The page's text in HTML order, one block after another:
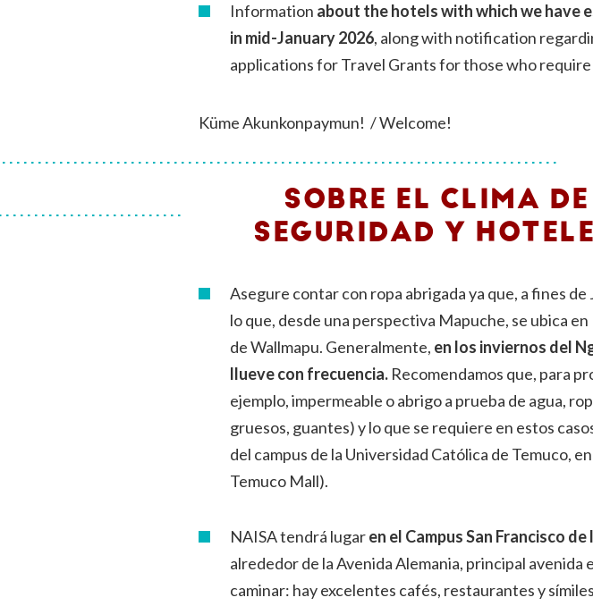
Information about the hotels with which we have
in mid-January 2026, along with notification
applications for Travel Grants for those who
Küme Akunkonpaymun! / Welcome!
SOBRE EL CLIMA
SEGURIDAD Y
Asegure contar con ropa abrigada ya que, a fines
lo que, desde una perspectiva Mapuche, se ubica
de Wallmapu. Generalmente, en los inviernos del
llueve con frecuencia. Recomendamos que, para
ejemplo, impermeable o abrigo a prueba de agua,
gruesos, guantes) y lo que se requiere en estos
del campus de la Universidad Católica de Temuco,
Temuco Mall).
NAISA tendrá lugaren el Campus San Francisco
alrededor de la Avenida Alemania, principal
caminar: hay excelentes cafés, restaurantes y